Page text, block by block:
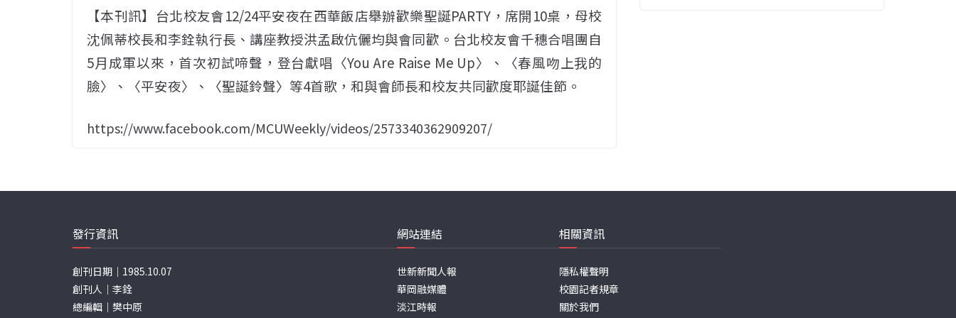
【本刊訊】台北校友會12/24平安夜在西華飯店舉辦歡樂聖誕PARTY，席開10桌，母校
沈佩蒂校長和李銓執行長、講座教授洪孟啟伉儷均與會同歡。台北校友會千穗合唱團自
5月成軍以來，首次初試啼聲，登台獻唱〈You Are Raise Me Up〉、〈春風吻上我的
臉〉、〈平安夜〉、〈聖誕鈴聲〉等4首歌，和與會師長和校友共同歡度耶誕佳節。
https://www.facebook.com/MCUWeekly/videos/2573340362909207/
發行資訊
創刊日期｜1985.10.07
創刊人｜李銓
總編輯｜樊中原
網站連結
世新新聞人報
華岡融媒體
淡江時報
相關資訊
隱私權聲明
校園記者規章
關於我們